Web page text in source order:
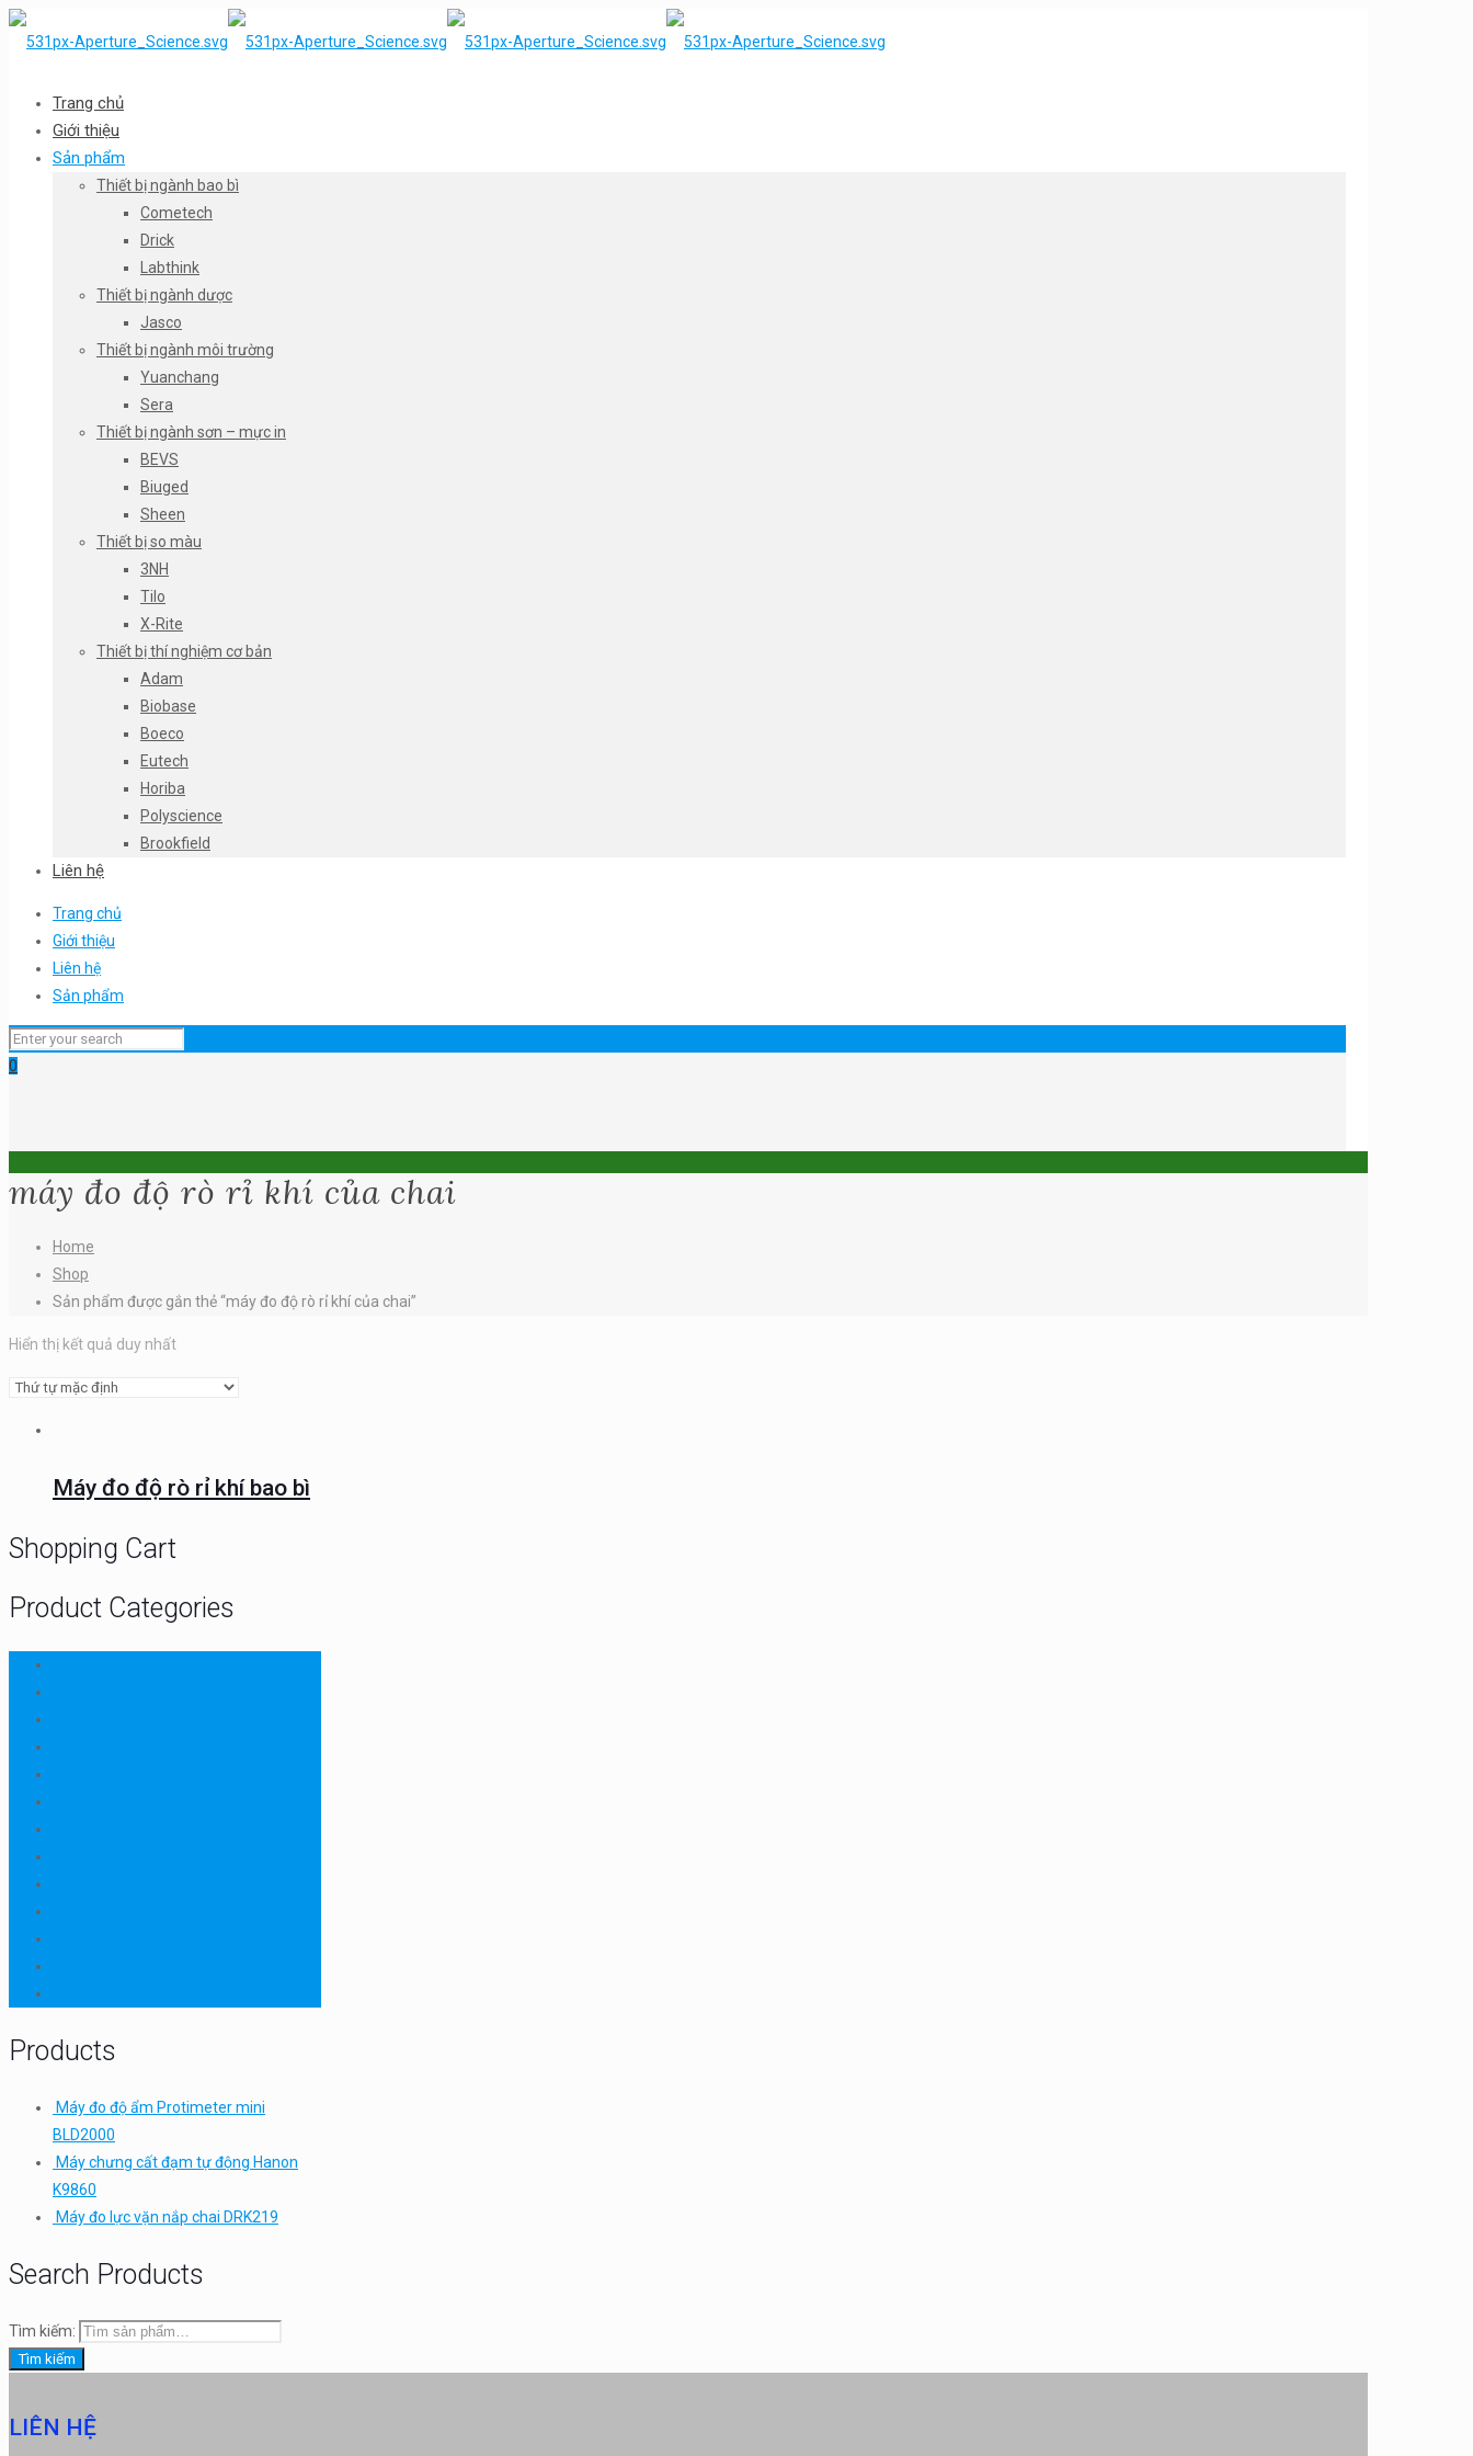
Trang chủ
Giới thiệu
Sản phẩm
Thiết bị ngành bao bì
Cometech
Drick
Labthink
Thiết bị ngành dược
Jasco
Thiết bị ngành môi trường
Yuanchang
Sera
Thiết bị ngành sơn – mực in
BEVS
Biuged
Sheen
Thiết bị so màu
3NH
Tilo
X-Rite
Thiết bị thí nghiệm cơ bản
Adam
Biobase
Boeco
Eutech
Horiba
Polyscience
Brookfield
Liên hệ
Trang chủ
Giới thiệu
Liên hệ
Sản phẩm
0
máy đo độ rò rỉ khí của chai
Home
Shop
Sản phẩm được gắn thẻ “máy đo độ rò rỉ khí của chai”
Hiển thị kết quả duy nhất
Máy đo độ rò rỉ khí bao bì
Shopping Cart
Product Categories
Products
Máy đo độ ẩm Protimeter mini
BLD2000
Máy chưng cất đạm tự động Hanon
K9860
Máy đo lực vặn nắp chai DRK219
Search Products
Tìm kiếm:
Tìm kiếm
LIÊN HỆ